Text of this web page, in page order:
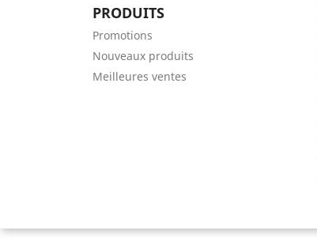
PRODUITS
Promotions
Nouveaux produits
Meilleures ventes